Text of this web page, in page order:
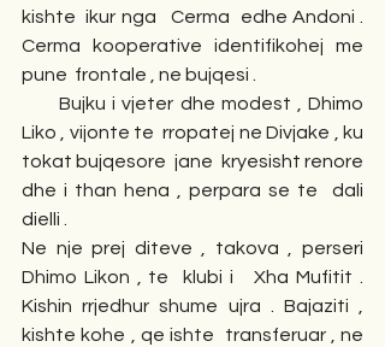
kishte  ikur nga   Cerma  edhe Andoni .
Cerma kooperative identifikohej me
pune  frontale , ne bujqesi .
Liko , vijonte te  rropatej ne Divjake , ku
tokat bujqesore  jane  kryesisht renore
dhe i than hena , perpara se te  dali
dielli .
Ne nje prej diteve , takova , perseri
Dhimo Likon , te  klubi i   Xha Mufitit .
Kishin rrjedhur shume ujra . Bajaziti ,
kishte kohe , qe ishte  transferuar , ne